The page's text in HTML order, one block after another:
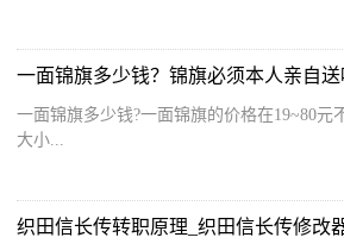
一面锦旗多少钱？锦旗必须本人亲自送
一面锦旗多少钱?一面锦旗的价格在19~80元
大小...
织田信长传转职原理_织田信长传修改